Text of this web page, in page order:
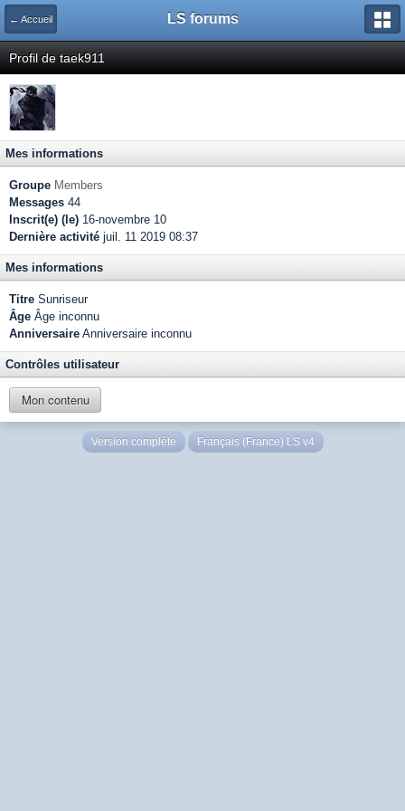
← Accueil LS forums
Profil de taek911
Mes informations
Groupe Members
Messages 44
Inscrit(e) (le) 16-novembre 10
Dernière activité juil. 11 2019 08:37
Mes informations
Titre Sunriseur
Âge Âge inconnu
Anniversaire Anniversaire inconnu
Contrôles utilisateur
Mon contenu
Version complète Français (France) LS v4